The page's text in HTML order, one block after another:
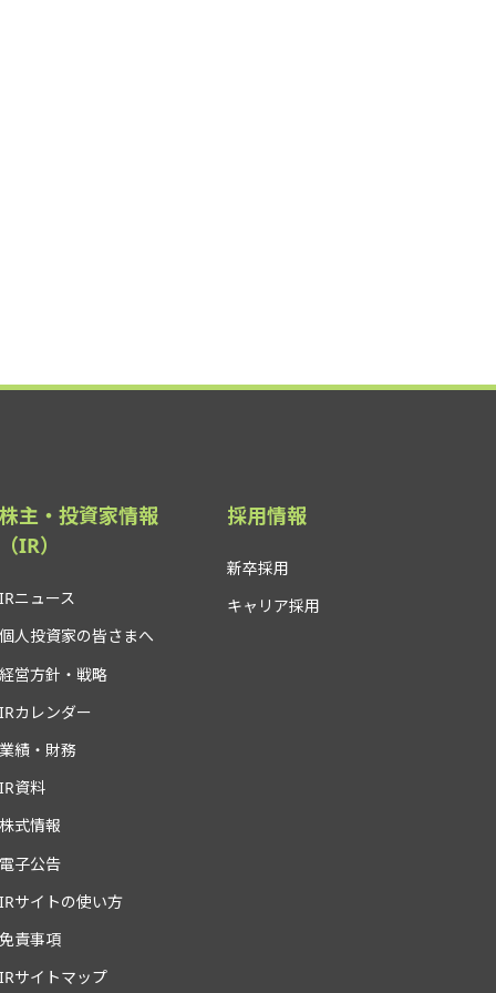
株主・投資家情報
（IR）
IRニュース
個人投資家の皆さまへ
経営方針・戦略
IRカレンダー
業績・財務
IR資料
株式情報
電子公告
IRサイトの使い方
免責事項
IRサイトマップ
採用情報
新卒採用
キャリア採用